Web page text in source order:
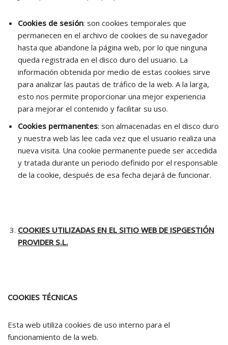
Cookies de sesión: son cookies temporales que
permanecen en el archivo de cookies de su navegador
hasta que abandone la página web, por lo que ninguna
queda registrada en el disco duro del usuario. La
información obtenida por medio de estas cookies sirve
para analizar las pautas de tráfico de la web. A la larga,
esto nos permite proporcionar una mejor experiencia
para mejorar el contenido y facilitar su uso.
Cookies permanentes: son almacenadas en el disco duro
y nuestra web las lee cada vez que el usuario realiza una
nueva visita. Una cookie permanente puede ser accedida
y tratada durante un periodo definido por el responsable
de la cookie, después de esa fecha dejará de funcionar.
COOKIES UTILIZADAS EN EL SITIO WEB DE ISPGESTIÓN
PROVIDER S.L.
COOKIES TÉCNICAS
Esta web utiliza cookies de uso interno para el
funcionamiento de la web.